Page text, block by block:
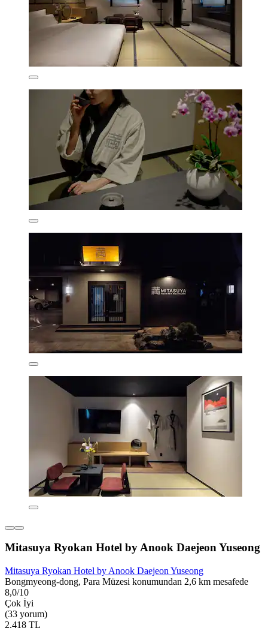
Mitasuya Ryokan Hotel by Anook Daejeon Yuseong
Mitasuya Ryokan Hotel by Anook Daejeon Yuseong
Bongmyeong-dong, Para Müzesi konumundan 2,6 km mesafede
8,0/10
Çok İyi
(33 yorum)
2.418 TL